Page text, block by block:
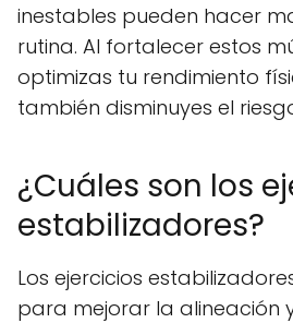
inestables pueden hacer
rutina. Al fortalecer estos
optimizas tu rendimiento
también disminuyes el
¿Cuáles son los
estabilizadores?
Los ejercicios
para mejorar la alineación